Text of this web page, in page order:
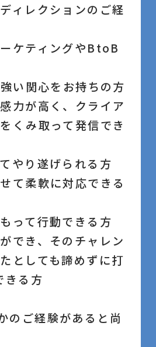
ィレクションのご経
ケティングやBtoB
い関心をお持ちの方
力が高く、クライア
くみ取って発信でき
やり遂げられる方
て柔軟に対応できる
って行動できる方
でき、そのチャレン
としても諦めずに打
きる方
のご経験があると尚